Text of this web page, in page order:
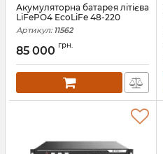
Акумуляторна батарея літієва
LiFePO4 EcoLiFe 48-220
Артикул: 11562
85 000 грн.